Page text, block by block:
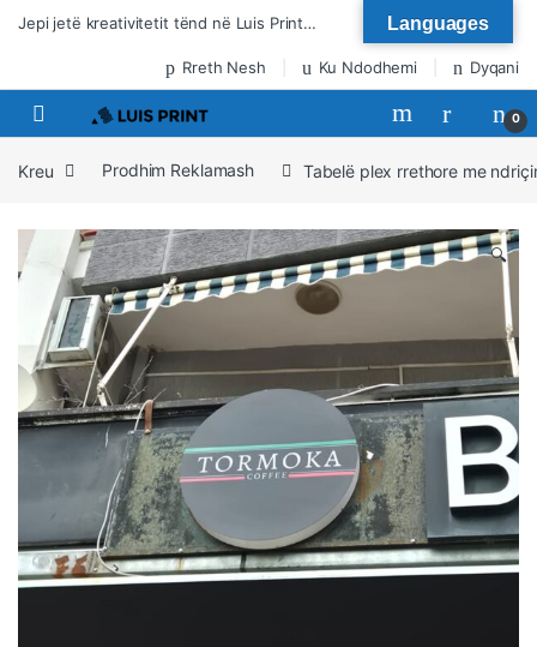
Kalo te lundrimi
Kalo tek përmbajtja
Jepi jetë kreativitetit tënd në Luis Print…
Rreth Nesh Ku Ndodhemi Dyqani
0
Kreu Prodhim Reklamash Tabelë plex rrethore me
🔍
Languages